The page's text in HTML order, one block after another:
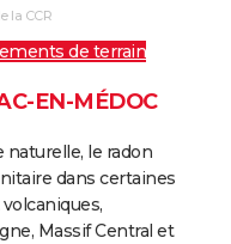
la CCR
de terrain
EN-MÉDOC
naturelle, le radon
dans certaines
Massif Central et